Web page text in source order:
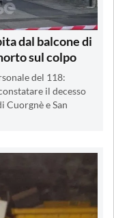
dal balcone di
sul colpo
del 118:
il decesso
e San